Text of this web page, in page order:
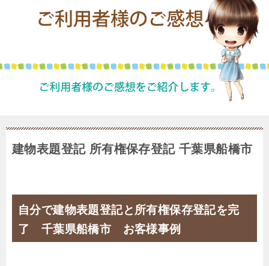
建物表題登記 所有権保存登記 千葉県船橋市
自分で建物表題登記と所有権保存登記を完
了 千葉県船橋市 お客様事例